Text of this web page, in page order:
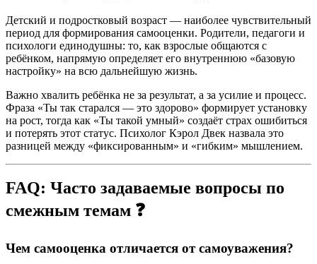
Детский и подростковый возраст — наиболее чувствительный
период для формирования самооценки. Родители, педагоги и
психологи единодушны: то, как взрослые общаются с
ребёнком, напрямую определяет его внутреннюю «базовую
настройку» на всю дальнейшую жизнь.
Важно хвалить ребёнка не за результат, а за усилие и процесс.
Фраза «Ты так старался — это здорово» формирует установку
на рост, тогда как «Ты такой умный» создаёт страх ошибиться
и потерять этот статус. Психолог Кэрол Двек назвала это
разницей между «фиксированным» и «гибким» мышлением.
FAQ: Часто задаваемые вопросы по
смежным темам ❓
Чем самооценка отличается от самоуважения?